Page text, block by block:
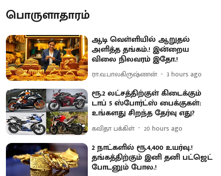
பொருளாதாரம்
ஆடி வெள்ளியில் ஆறுதல்
அளித்த தங்கம்.! இன்றைய
விலை நிலவரம் இதோ.!
ரா.வ.பாலகிருஷ்ணன் 3 hours ago
ரூ.2 லட்சத்திற்குள் கிடைக்கும்
டாப் 5 ஸ்போர்ட்ஸ் பைக்குகள்:
உங்களது சிறந்த தேர்வு எது?
கவிதா பக்கிள் 20 hours ago
2 நாட்களில் ரூ.4,400 உயர்வு.!
தங்கத்திற்கும் இனி தனி பட்ஜெட்
போடனும் போல.!